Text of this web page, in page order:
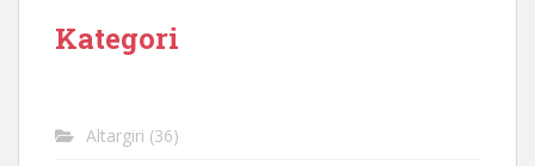
Kategori
Altargiri (36)